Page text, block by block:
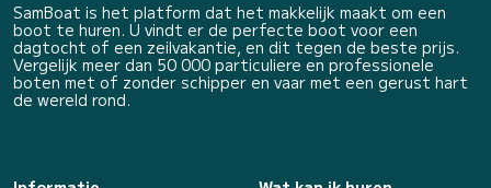
SamBoat is het platform dat het makkelijk maakt om een
boot te huren. U vindt er de perfecte boot voor een
dagtocht of een zeilvakantie, en dit tegen de beste prijs.
Vergelijk meer dan 50 000 particuliere en professionele
boten met of zonder schipper en vaar met een gerust hart
de wereld rond.